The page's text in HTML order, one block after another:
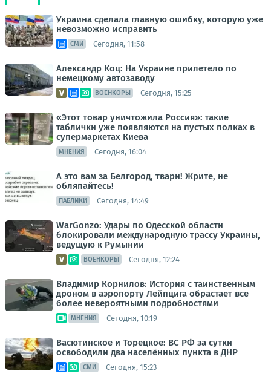
Украина сделала главную ошибку, которую уже
невозможно исправить
СМИ Сегодня, 11:58
Александр Коц: На Украине прилетело по
немецкому автозаводу
ВОЕНКОРЫ Сегодня, 15:25
«Этот товар уничтожила Россия»: такие
таблички уже появляются на пустых полках в
супермаркетах Киева
МНЕНИЯ Сегодня, 16:04
А это вам за Белгород, твари! Жрите, не
обляпайтесь!
ПАБЛИКИ Сегодня, 14:49
WarGonzo: Удары по Одесской области
блокировали международную трассу Украины,
ведущую к Румынии
ВОЕНКОРЫ Сегодня, 12:24
Владимир Корнилов: История с таинственным
дроном в аэропорту Лейпцига обрастает все
более невероятными подробностями
МНЕНИЯ Сегодня, 10:19
Васютинское и Торецкое: ВС РФ за сутки
освободили два населённых пункта в ДНР
СМИ Сегодня, 15:23